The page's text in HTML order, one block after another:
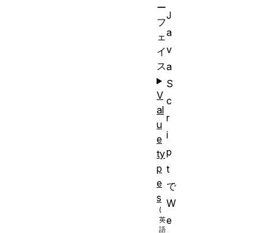
J
a
v
a
S
c
r
i
p
t
で
W
e
ー
フ
ェ
イ
ス
V
al
u
e
ty
p
e
s